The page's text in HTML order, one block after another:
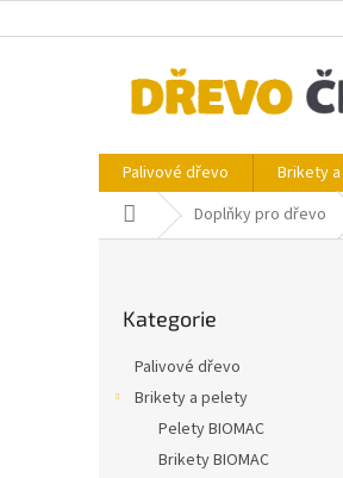
na
Palivové dřevo Brikety
Domů Doplňky pro dřevo
kategorie
Kategorie
Palivové dřevo
Brikety a pelety
Pelety BIOMAC
Brikety BIOMAC